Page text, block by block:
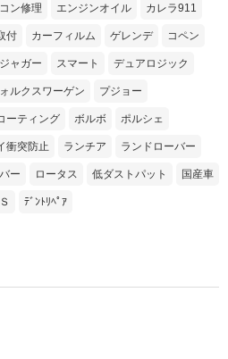
ン修理 エンジンオイル カレラ911
付 カーフィルム ゲレンデ コペン
ジャガー スマート デュアロジック
ルクスワーゲン プジョー
ーティング ボルボ ポルシェ
衝突防止 ランチア ランドローバー
ー ロータス 低ダストパット 国産車
ﾃﾞﾝﾄﾘﾍﾟｱ